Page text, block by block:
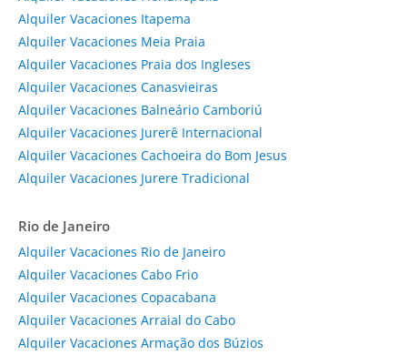
Alquiler Vacaciones Itapema
Alquiler Vacaciones Meia Praia
Alquiler Vacaciones Praia dos Ingleses
Alquiler Vacaciones Canasvieiras
Alquiler Vacaciones Balneário Camboriú
Alquiler Vacaciones Jurerê Internacional
Alquiler Vacaciones Cachoeira do Bom Jesus
Alquiler Vacaciones Jurere Tradicional
Rio de Janeiro
Alquiler Vacaciones Rio de Janeiro
Alquiler Vacaciones Cabo Frio
Alquiler Vacaciones Copacabana
Alquiler Vacaciones Arraial do Cabo
Alquiler Vacaciones Armação dos Búzios